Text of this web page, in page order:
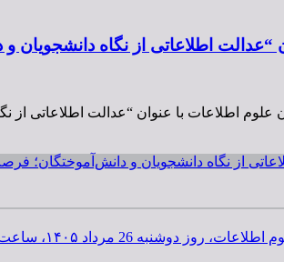
اطلاعاتی از نگاه
از نگاه دانشجویان و دانش‌آموختگان؛
تا ۲۰ به‌صورت مجازی برگزار می‌شود.